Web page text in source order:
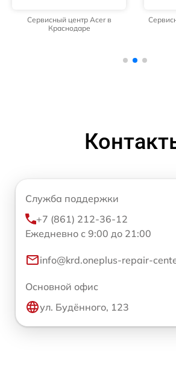
Сервисный центр Acer в
Краснодаре
Служба поддержки
+7 (861) 212-36-12
Ежедневно с 9:00 до 21:00
info@krd.oneplus-repair-
Основной офис
ул. Будённого, 123